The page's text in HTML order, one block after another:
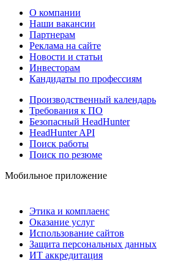
О компании
Наши вакансии
Партнерам
Реклама на сайте
Новости и статьи
Инвесторам
Кандидаты по профессиям
Производственный календарь
Требования к ПО
Безопасный HeadHunter
HeadHunter API
Поиск работы
Поиск по резюме
Мобильное приложение
Этика и комплаенс
Оказание услуг
Использование сайтов
Защита персональных данных
ИТ аккредитация